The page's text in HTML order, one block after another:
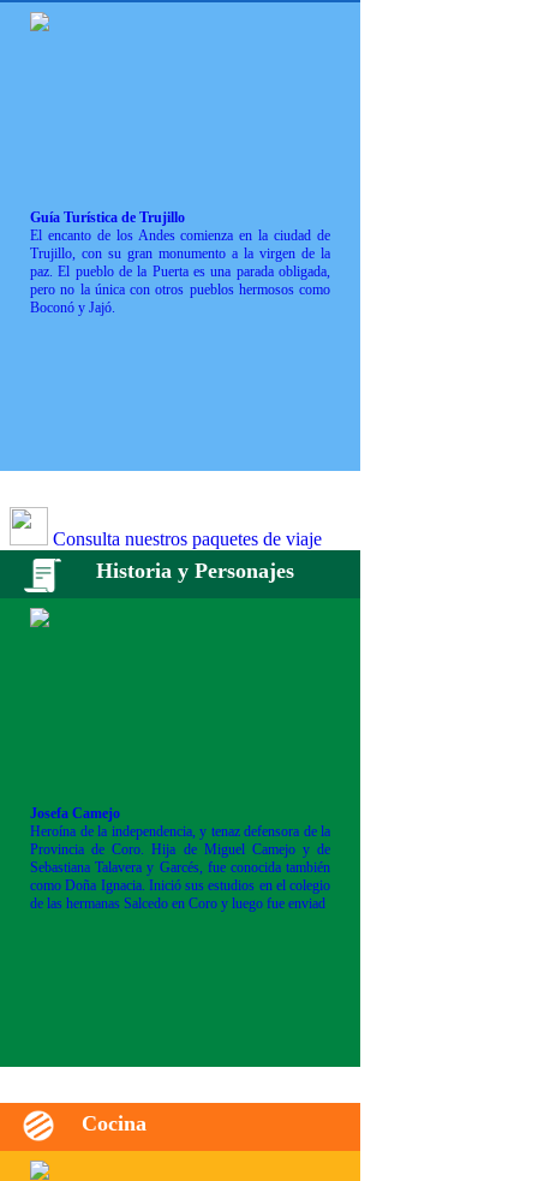
Guía Turística de Trujillo
El encanto de los Andes comienza en la ciudad de
Trujillo, con su gran monumento a la virgen de la
paz. El pueblo de la Puerta es una parada obligada,
pero no la única con otros pueblos hermosos como
Boconó y Jajó.
Consulta nuestros paquetes de viaje
Historia y Personajes
Josefa Camejo
Heroína de la independencia, y tenaz defensora de la
Provincia de Coro. Hija de Miguel Camejo y de
Sebastiana Talavera y Garcés, fue conocida también
como Doña Ignacia. Inició sus estudios en el colegio
de las hermanas Salcedo en Coro y luego fue enviad
Cocina